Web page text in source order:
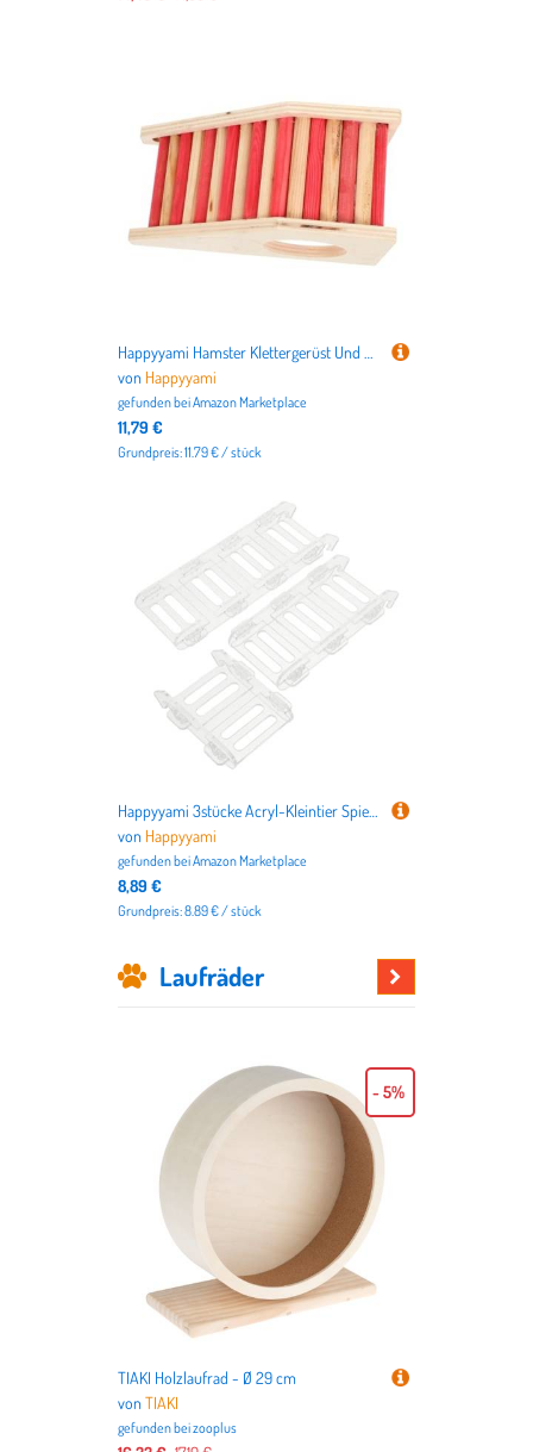
Happyyami Hamster Klettergerüst Und Versteck Aus Holz Multifunktionales Spielzeug Für Kleintiere Für Hamster Chinchillas Und Andere Nager Sorgt Für Spaß Und Entspannung Im Käfig
von Happyyami
gefunden beiAmazon Marketplace
11,79 €
Grundpreis: 11.79 € / stück
Happyyami 3stücke Acryl-Kleintier Spielzeug Teiliges Klettergerüst Für Hamster Meerschweinchen Zwerghasen Transparent Leicht Zu Reinigen Fördert Bewegung Und Gesundheit Einfach
von Happyyami
gefunden beiAmazon Marketplace
8,89 €
Grundpreis: 8.89 € / stück
Laufräder
TIAKI Holzlaufrad - Ø 29 cm
vonTIAKI
gefunden beizooplus
- 5%